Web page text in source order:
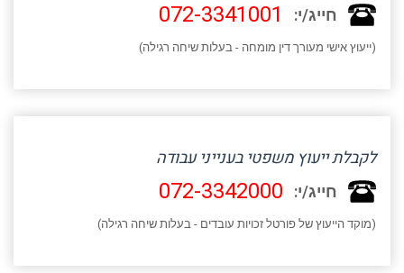
חייג/י: 072-3341001
(ייעוץ אישי מעורך דין מומחה - בעלות שיחה רגילה)
לקבלת ייעוץ משפטי בענייני עבודה
חייג/י: 072-3342000
(מוקד הייעוץ של פורטל זכויות עובדים - בעלות שיחה רגילה)